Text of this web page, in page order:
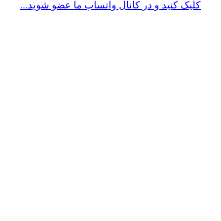
کلیک کنید و در کانال واتساپ ما عضو شوید...